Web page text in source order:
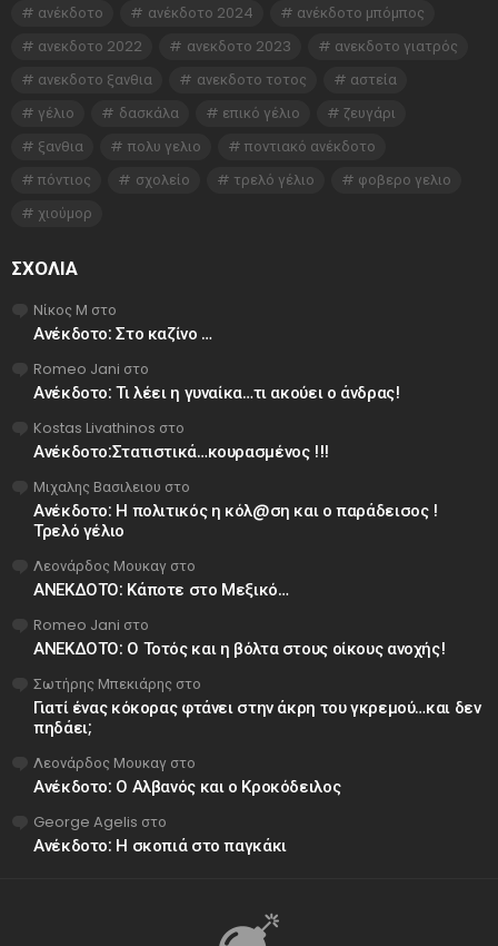
ανέκδοτο
ανέκδοτο 2024
ανέκδοτο μπόμπος
ανεκδοτο 2022
ανεκδοτο 2023
ανεκδοτο γιατρός
ανεκδοτο ξανθια
ανεκδοτο τοτος
αστεία
γέλιο
δασκάλα επικό γέλιο
ζευγάρι
ξανθια
πολυ γελιο
ποντιακό ανέκδοτο
πόντιος
σχολείο τρελό γέλιο
φοβερο γελιο
χιούμορ
ΣΧΌΛΙΑ
Νίκος Μ στο
Ανέκδοτο: Στο καζίνο …
Romeo Jani στο
Ανέκδοτο: Τι λέει η γυναίκα…τι ακούει ο άνδρας!
Kostas Livathinos στο
Ανέκδοτο:Στατιστικά…κουρασμένος !!!
Μιχαλης Βασιλειου στο
Ανέκδοτο: Η πολιτικός η κόλ@ση και ο παράδεισος !
Τρελό γέλιο
Λεονάρδος Μουκαγ στο
ΑΝΕΚΔΟΤΟ: Κάποτε στο Μεξικό…
Romeo Jani στο
ΑΝΕΚΔΟΤΟ: Ο Τοτός και η βόλτα στους οίκους ανοχής!
Σωτήρης Μπεκιάρης στο
Γιατί ένας κόκορας φτάνει στην άκρη του γκρεμού…και δεν
πηδάει;
Λεονάρδος Μουκαγ στο
Ανέκδοτο: Ο Αλβανός και ο Κροκόδειλος
George Agelis στο
Ανέκδοτο: Η σκοπιά στο παγκάκι